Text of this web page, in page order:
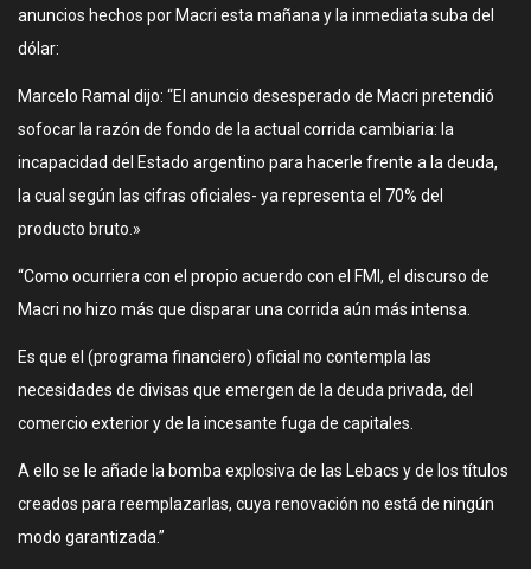
anuncios hechos por Macri esta mañana y la inmediata suba del
dólar:
Marcelo Ramal dijo: “El anuncio desesperado de Macri pretendió
sofocar la razón de fondo de la actual corrida cambiaria: la
incapacidad del Estado argentino para hacerle frente a la deuda,
la cual según las cifras oficiales- ya representa el 70% del
producto bruto.»
“Como ocurriera con el propio acuerdo con el FMI, el discurso de
Macri no hizo más que disparar una corrida aún más intensa.
Es que el (programa financiero) oficial no contempla las
necesidades de divisas que emergen de la deuda privada, del
comercio exterior y de la incesante fuga de capitales.
A ello se le añade la bomba explosiva de las Lebacs y de los títulos
creados para reemplazarlas, cuya renovación no está de ningún
modo garantizada.”